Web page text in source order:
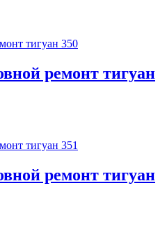
ремонт тигуан
ремонт тигуан